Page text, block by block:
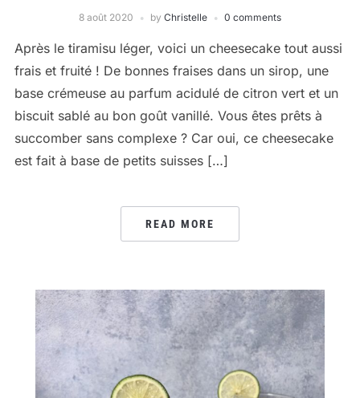
8 août 2020 by Christelle 0 comments
Après le tiramisu léger, voici un cheesecake tout aussi
frais et fruité ! De bonnes fraises dans un sirop, une
base crémeuse au parfum acidulé de citron vert et un
biscuit sablé au bon goût vanillé. Vous êtes prêts à
succomber sans complexe ? Car oui, ce cheesecake
est fait à base de petits suisses […]
READ MORE